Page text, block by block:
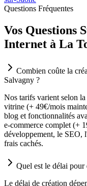
Questions Fréquentes
Vos Questions
Internet à La
Combien coûte la
Salvagny ?
Nos tarifs varient selon
vitrine (+ 49€/mois
blog et fonctionnalités
e-commerce complet (+
développement, le SEO,
frais cachés.
Quel est le délai pour
Le délai de création